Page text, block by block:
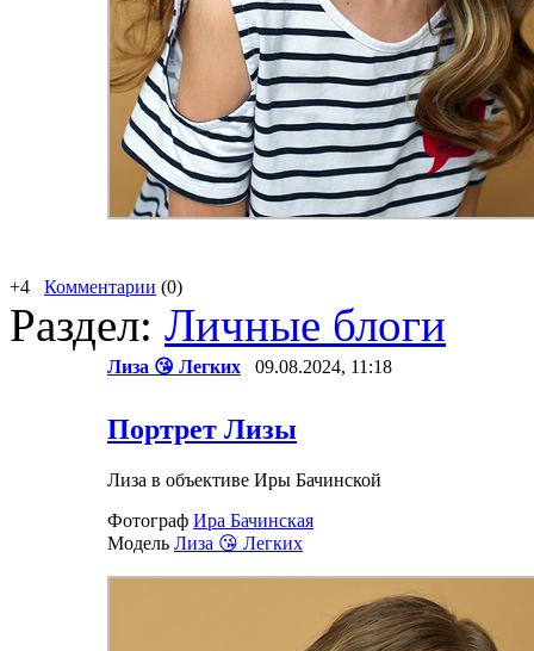
+4 Комментарии (0)
Раздел: Личные блоги
Лиза 😘 Легких 09.08.2024, 11:18
Портрет Лизы
Лиза в объективе Иры Бачинской
Фотограф Ира Бачинская
Модель Лиза 😘 Легких